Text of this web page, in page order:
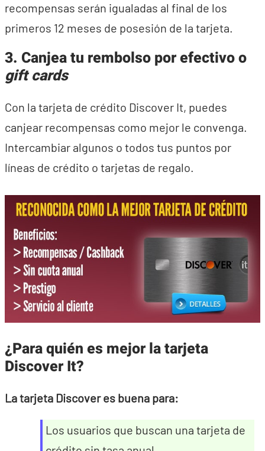
recompensas serán igualadas al final de los
primeros 12 meses de posesión de la tarjeta.
3. Canjea tu rembolso por efectivo o
gift cards
Con la tarjeta de crédito Discover It, puedes
canjear recompensas como mejor le convenga.
Intercambiar algunos o todos tus puntos por
líneas de crédito o tarjetas de regalo.
¿Para quién es mejor la tarjeta
Discover It?
La tarjeta Discover es buena para:
Los usuarios que buscan una tarjeta de